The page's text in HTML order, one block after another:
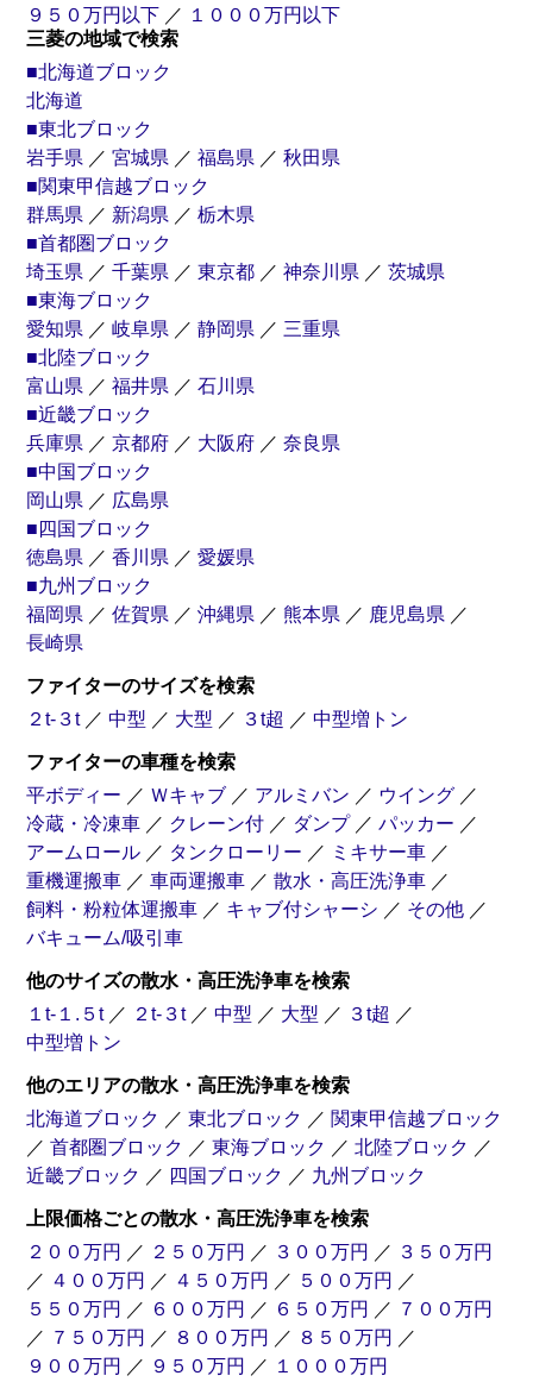
散水
高圧洗浄車
飼料
粉粒体運搬車
９５０万円以下 ／ １０００万円以下
三菱の地域で検索
■北海道ブロック
北海道
■東北ブロック
岩手県 ／ 宮城県 ／ 福島県 ／ 秋田県
■関東甲信越ブロック
群馬県 ／ 新潟県 ／ 栃木県
■首都圏ブロック
埼玉県 ／ 千葉県 ／ 東京都 ／ 神奈川県 ／ 茨城県
■東海ブロック
愛知県 ／ 岐阜県 ／ 静岡県 ／ 三重県
■北陸ブロック
富山県 ／ 福井県 ／ 石川県
■近畿ブロック
兵庫県 ／ 京都府 ／ 大阪府 ／ 奈良県
■中国ブロック
岡山県 ／ 広島県
■四国ブロック
徳島県 ／ 香川県 ／ 愛媛県
■九州ブロック
福岡県 ／ 佐賀県 ／ 沖縄県 ／ 熊本県 ／ 鹿児島県 ／
長崎県
ファイターのサイズを検索
２t-３t ／ 中型 ／ 大型 ／ ３t超 ／ 中型増トン
ファイターの車種を検索
平ボディー ／ Ｗキャブ ／ アルミバン ／ ウイング ／
冷蔵・冷凍車 ／ クレーン付 ／ ダンプ ／ パッカー ／
アームロール ／ タンクローリー ／ ミキサー車 ／
重機運搬車 ／ 車両運搬車 ／ 散水・高圧洗浄車 ／
飼料・粉粒体運搬車 ／ キャブ付シャーシ ／ その他 ／
バキューム/吸引車
他のサイズの散水・高圧洗浄車を検索
１t-１.５t ／ ２t-３t ／ 中型 ／ 大型 ／ ３t超 ／
中型増トン
他のエリアの散水・高圧洗浄車を検索
北海道ブロック ／ 東北ブロック ／ 関東甲信越ブロック
／ 首都圏ブロック ／ 東海ブロック ／ 北陸ブロック ／
近畿ブロック ／ 四国ブロック ／ 九州ブロック
上限価格ごとの散水・高圧洗浄車を検索
２００万円 ／ ２５０万円 ／ ３００万円 ／ ３５０万円
／ ４００万円 ／ ４５０万円 ／ ５００万円 ／
５５０万円 ／ ６００万円 ／ ６５０万円 ／ ７００万円
／ ７５０万円 ／ ８００万円 ／ ８５０万円 ／
９００万円 ／ ９５０万円 ／ １０００万円